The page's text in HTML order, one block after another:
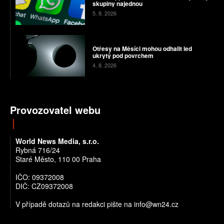
skupiny najednou
5. 8. 2026
Otřesy na Měsíci mohou odhalit led
ukrytý pod povrchem
4. 8. 2026
Provozovatel webu
World News Media, s.r.o.
Rybná 716/24
Staré Město, 110 00 Praha
IČO: 09372008
DIČ: CZ09372008
V případě dotazů na redakci pište na info@wn24.cz